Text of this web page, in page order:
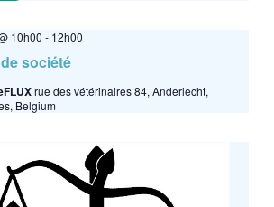
société
10h00 - 12h00
rue des vétérinaires 84, Anderlecht,
Belgium